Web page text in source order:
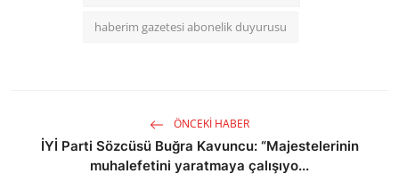
haberim gazetesi abonelik duyurusu
ÖNCEKI HABER
İYİ Parti Sözcüsü Buğra Kavuncu: “Majestelerinin
muhalefetini yaratmaya çalışıyo...